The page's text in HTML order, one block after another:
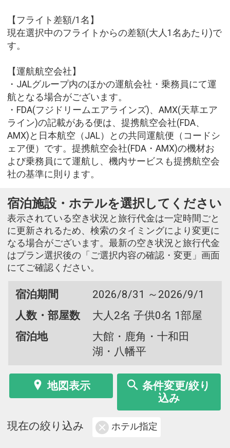
【フライト差額/1名】
現在選択中のフライトからの差額(大人1名あたり)で
す。
【運航航空会社】
・JALグループ内のほかの運航会社・乗務員にて運
航となる場合がございます。
・FDA(フジドリームエアラインズ)、AMX(天草エア
ライン)の記載がある便は、提携航空会社(FDA、
AMX)と日本航空（JAL）との共同運航便（コードシ
ェア便）です。提携航空会社(FDA・AMX)の機材お
よび乗務員にて運航し、機内サービスも提携航空会
社の基準に則ります。
宿泊施設・ホテルを選択してください
表示されている空き状況と旅行代金は一定時間ごと
に更新されるため、検索のタイミングにより変更に
なる場合がございます。最新の空き状況と旅行代金
はプラン選択後の「ご選択内容の確認・変更」画面
にてご確認ください。
宿泊期間
2026/8/31 ～2026/9/1
人数・部屋数
大人2名 子供0名 1部屋
宿泊地
大館・鹿角・十和田
湖・八幡平
地図表示
条件変更/絞り
込み
現在の絞り込み ホテル指定